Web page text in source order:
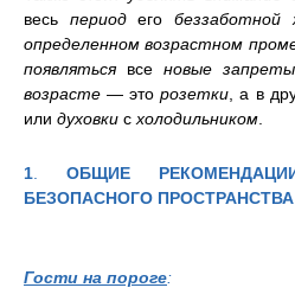
весь периодегобеззаботной
определенном возрастном
появляться все новые запреты
возрасте — эторозетки , а в
или духовки с холодильником
1
ОБЩИЕ
БЕЗОПАСНОГО
Гости на пороге: